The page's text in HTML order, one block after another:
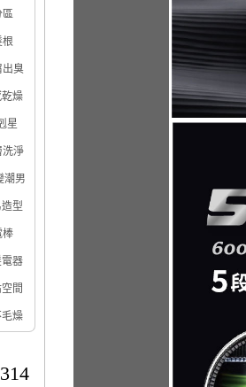
區
根
出臭
燥
星
洗淨
潮男
型
棒
器
間
燥